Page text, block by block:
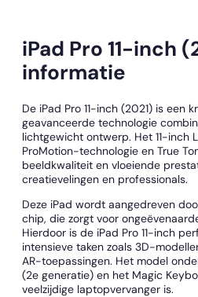
iPad Pro 11-inch
informatie
De iPad Pro 11-inch (2021) is een
geavanceerde technologie
lichtgewicht ontwerp. Het 11-inch
ProMotion-technologie en True
beeldkwaliteit en vloeiende
creatievelingen en professionals.
Deze iPad wordt aangedreven
chip, die zorgt voor
Hierdoor is de iPad Pro 11-inch
intensieve taken zoals 3D-
AR-toepassingen. Het model
(2e generatie) en het Magic
veelzijdige laptopvervanger is.